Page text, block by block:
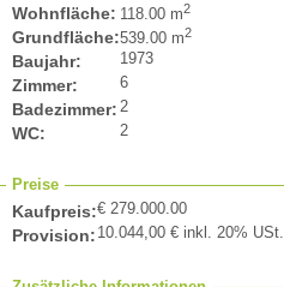
Wohnfläche: 118.00 m2
Grundfläche:539.00 m2
Baujahr: 1973
Zimmer: 6
Badezimmer: 2
WC: 2
Preise
Kaufpreis:€ 279.000.00
Provision: 10.044,00 € inkl. 20% USt.